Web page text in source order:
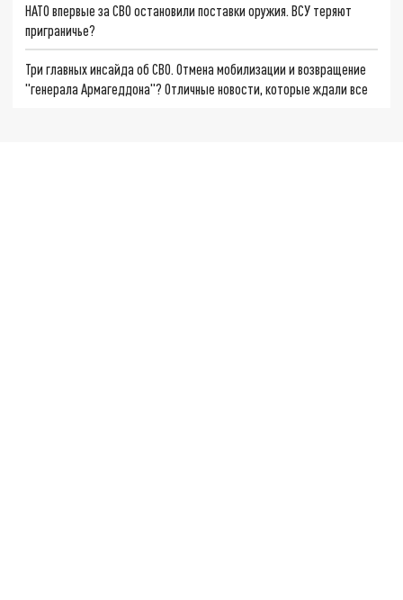
НАТО впервые за СВО остановили поставки оружия. ВСУ теряют
приграничье?
Три главных инсайда об СВО. Отмена мобилизации и возвращение
"генерала Армагеддона"? Отличные новости, которые ждали все